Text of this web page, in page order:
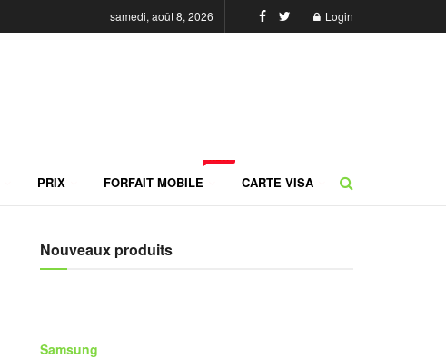
samedi, août 8, 2026 Login
PRIX FORFAIT MOBILE CARTE VISA
Nouveaux produits
Samsung